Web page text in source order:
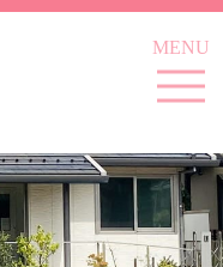
MENU